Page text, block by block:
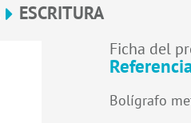
ESCRITURA
Ficha del
Bolígrafo